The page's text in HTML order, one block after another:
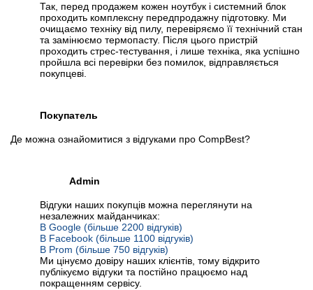
Так, перед продажем кожен ноутбук і системний блок
проходить комплексну передпродажну підготовку. Ми
очищаємо техніку від пилу, перевіряємо її технічний стан
та замінюємо термопасту. Після цього пристрій
проходить стрес-тестування, і лише техніка, яка успішно
пройшла всі перевірки без помилок, відправляється
покупцеві.
Покупатель
Де можна ознайомитися з відгуками про CompBest?
Admin
Відгуки наших покупців можна переглянути на
незалежних майданчиках:
В Google (більше 2200 відгуків)
В Facebook (більше 1100 відгуків)
В Prom (більше 750 відгуків)
Ми цінуємо довіру наших клієнтів, тому відкрито
публікуємо відгуки та постійно працюємо над
покращенням сервісу.